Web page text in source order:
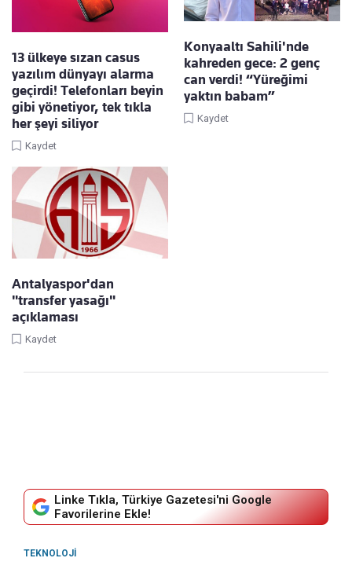
13 ülkeye sızan casus
yazılım dünyayı alarma
geçirdi! Telefonları beyin
gibi yönetiyor, tek tıkla
her şeyi siliyor
Kaydet
Konyaaltı Sahili'nde
kahreden gece: 2 genç
can verdi! “Yüreğimi
yaktın babam”
Kaydet
Antalyaspor'dan
"transfer yasağı"
açıklaması
Kaydet
Linke Tıkla, Türkiye Gazetesi'ni Google
Favorilerine Ekle!
TEKNOLOJI